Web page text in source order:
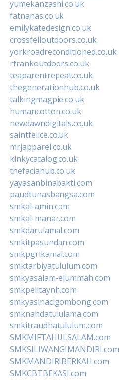
yumekanzashi.co.uk
fatnanas.co.uk
emilykatedesign.co.uk
crossfelloutdoors.co.uk
yorkroadreconditioned.co.uk
rfrankoutdoors.co.uk
teaparentrepeat.co.uk
thegenerationhub.co.uk
talkingmagpie.co.uk
humancotton.co.uk
newdawndigitals.co.uk
saintfelice.co.uk
mrjapparel.co.uk
kinkycatalog.co.uk
thefaciahub.co.uk
yayasanbinabakti.com
paudtunasbangsa.com
smkal-amin.com
smkal-manar.com
smkdarulamal.com
smkitpasundan.com
smkpgrikamal.com
smktarbiyatululum.com
smkyasalam-elummah.com
smkpelitaynh.com
smkyasinacigombong.com
smknahdatululama.com
smkitraudhatululum.com
SMKMIFTAHULSALAM.com
SMKSILIWANGIMANDIRI.com
SMKMANDIRIBERKAH.com
SMKCBTBEKASI.com